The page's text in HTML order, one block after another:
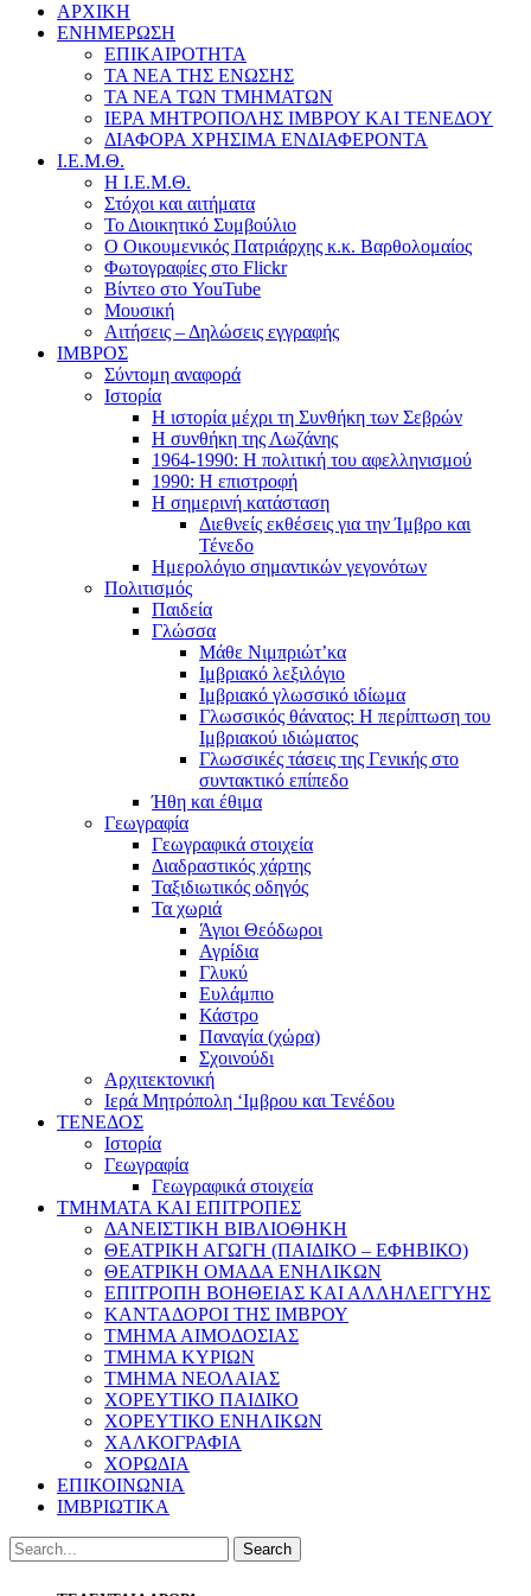
ΑΡΧΙΚΗ
ΕΝΗΜΕΡΩΣΗ
ΕΠΙΚΑΙΡΟΤΗΤΑ
ΤΑ ΝΕΑ ΤΗΣ ΕΝΩΣΗΣ
ΤΑ ΝΕΑ ΤΩΝ ΤΜΗΜΑΤΩΝ
ΙΕΡΑ ΜΗΤΡΟΠΟΛΗΣ ΙΜΒΡΟΥ ΚΑΙ ΤΕΝΕΔΟΥ
ΔΙΑΦΟΡΑ ΧΡΗΣΙΜΑ ΕΝΔΙΑΦΕΡΟΝΤΑ
Ι.Ε.Μ.Θ.
Η Ι.Ε.Μ.Θ.
Στόχοι και αιτήματα
Το Διοικητικό Συμβούλιο
Ο Οικουμενικός Πατριάρχης κ.κ. Βαρθολομαίος
Φωτογραφίες στο Flickr
Βίντεο στο YouTube
Μουσική
Αιτήσεις – Δηλώσεις εγγραφής
ΙΜΒΡΟΣ
Σύντομη αναφορά
Ιστορία
Η ιστορία μέχρι τη Συνθήκη των Σεβρών
Η συνθήκη της Λωζάνης
1964-1990: Η πολιτική του αφελληνισμού
1990: Η επιστροφή
Η σημερινή κατάσταση
Διεθνείς εκθέσεις για την Ίμβρο και
Τένεδο
Ημερολόγιο σημαντικών γεγονότων
Πολιτισμός
Παιδεία
Γλώσσα
Μάθε Νιμπριώτ’κα
Ιμβριακό λεξιλόγιο
Ιμβριακό γλωσσικό ιδίωμα
Γλωσσικός θάνατος: Η περίπτωση του
Ιμβριακού ιδιώματος
Γλωσσικές τάσεις της Γενικής στο
συντακτικό επίπεδο
Ήθη και έθιμα
Γεωγραφία
Γεωγραφικά στοιχεία
Διαδραστικός χάρτης
Ταξιδιωτικός οδηγός
Τα χωριά
Άγιοι Θεόδωροι
Αγρίδια
Γλυκύ
Ευλάμπιο
Κάστρο
Παναγία (χώρα)
Σχοινούδι
Αρχιτεκτονική
Ιερά Μητρόπολη ‘Ιμβρου και Τενέδου
ΤΕΝΕΔΟΣ
Ιστορία
Γεωγραφία
Γεωγραφικά στοιχεία
ΤΜΗΜΑΤΑ ΚΑΙ ΕΠΙΤΡΟΠΕΣ
ΔΑΝΕΙΣΤΙΚΗ ΒΙΒΛΙΟΘΗΚΗ
ΘΕΑΤΡΙΚΗ ΑΓΩΓΗ (ΠΑΙΔΙΚΟ – ΕΦΗΒΙΚΟ)
ΘΕΑΤΡΙΚΗ ΟΜΑΔΑ ΕΝΗΛΙΚΩΝ
ΕΠΙΤΡΟΠΗ ΒΟΗΘΕΙΑΣ ΚΑΙ ΑΛΛΗΛΕΓΓΥΗΣ
ΚΑΝΤΑΔΟΡΟΙ ΤΗΣ ΙΜΒΡΟΥ
ΤΜΗΜΑ ΑΙΜΟΔΟΣΙΑΣ
ΤΜΗΜΑ ΚΥΡΙΩΝ
ΤΜΗΜΑ ΝΕΟΛΑΙΑΣ
ΧΟΡΕΥΤΙΚΟ ΠΑΙΔΙΚΟ
ΧΟΡΕΥΤΙΚΟ ΕΝΗΛΙΚΩΝ
ΧΑΛΚΟΓΡΑΦΙΑ
ΧΟΡΩΔΙΑ
ΕΠΙΚΟΙΝΩΝΙΑ
ΙΜΒΡΙΩΤΙΚΑ